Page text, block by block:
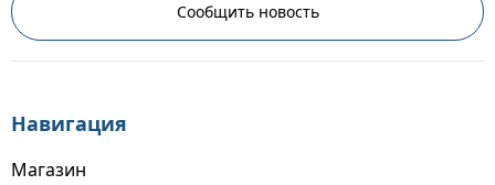
Сообщить новость
Навигация
Магазин